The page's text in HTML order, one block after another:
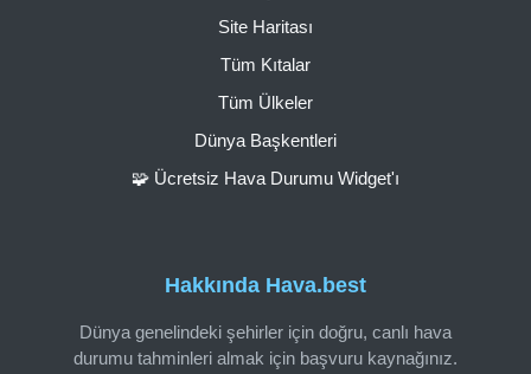
Hakkında Hava.best
Dünya genelindeki şehirler için doğru, canlı hava
durumu tahminleri almak için başvuru kaynağınız.
Site Haritası
Tüm Kıtalar
Tüm Ülkeler
Dünya Başkentleri
🧩 Ücretsiz Hava Durumu Widget'ı